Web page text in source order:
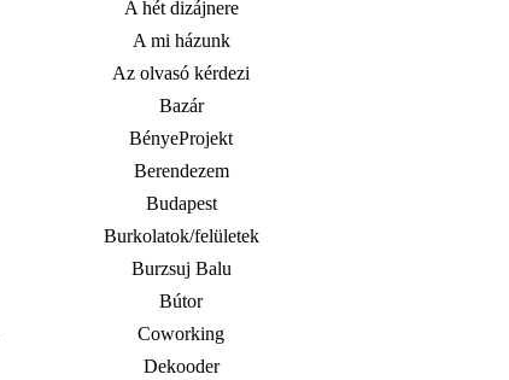
A hét dizájnere
A mi házunk
Az olvasó kérdezi
Bazár
BényeProjekt
Berendezem
Budapest
Burkolatok/felületek
Burzsuj Balu
Bútor
Coworking
Dekooder